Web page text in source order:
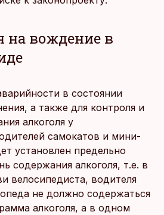
на вождение в
в состоянии
а также для контроля и
алкоголя у
самокатов и мини-
установлен предельно
содержания алкоголя, т.е. в
велосипедиста, водителя
не должно содержаться
алкоголя, а в одном